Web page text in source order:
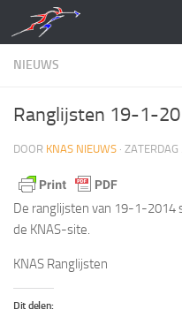
Doorgaan naar inhoud
NIEUWS
Ranglijsten 19-1-
DOOR KNAS NIEUWS ·
De ranglijsten van 19-1-2014
de KNAS-site.
KNAS Ranglijsten
Dit delen: